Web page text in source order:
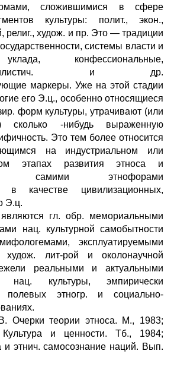
сложившимися в сфере
культуры: полит., экон.,
религ., худож. и пр. Это — традиции
системы власти и
конфессиональные,
стилистич. и др.
маркеры. Уже на этой стадии
его Э.ц., особенно относящиеся
форм культуры, утрачивают (или
сколько -нибудь выраженную
Это тем более относится
на индустриальном или
этапах развития этноса и
самими этнофорами
в качестве цивилизационных,
Э.ц.
гл. обр. мемориальными
нац. культурной самобытности
эксплуатируемыми
худож. лит-рой и околонаучной
реальными и актуальными
нац. культуры, эмпирически
этногр. и социально-
Очерки теории этноса. М., 1983;
и ценности. Тб., 1984;
и этнич. самосознание наций. Вып.